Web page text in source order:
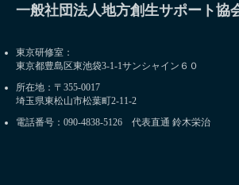
一般社団法人地方創生サポート協
東京研修室：
東京都豊島区東池袋3-1-1サンシャイン６０
所在地：〒355-0017
埼玉県東松山市松葉町2-11-2
電話番号：090-4838-5126 代表直通 鈴木栄治